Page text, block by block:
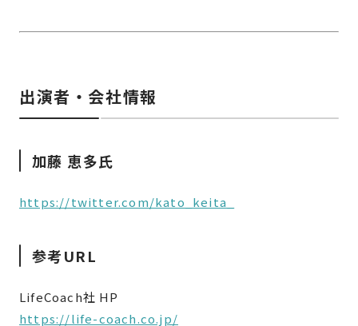
出演者・会社情報
加藤 恵多氏
https://twitter.com/kato_keita_
参考URL
LifeCoach社 HP
https://life-coach.co.jp/